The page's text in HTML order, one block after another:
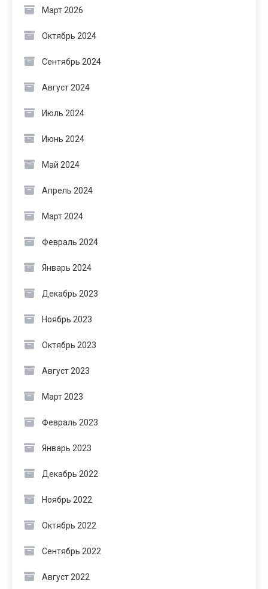
Март 2026
Октябрь 2024
Сентябрь 2024
Август 2024
Июль 2024
Июнь 2024
Май 2024
Апрель 2024
Март 2024
Февраль 2024
Январь 2024
Декабрь 2023
Ноябрь 2023
Октябрь 2023
Август 2023
Март 2023
Февраль 2023
Январь 2023
Декабрь 2022
Ноябрь 2022
Октябрь 2022
Сентябрь 2022
Август 2022